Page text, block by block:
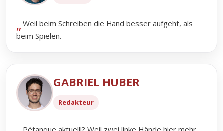
Weil beim Schreiben die Hand besser aufgeht, als
beim Spielen.
GABRIEL HUBER
Redakteur
Pétanque aktuell!? Weil zwei linke Hände hier mehr